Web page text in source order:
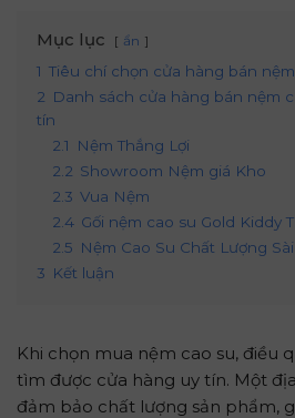
Mục lục ẩn
1 Tiêu chí chọn cửa hàng bán
2 Danh sách cửa hàng bán nệm
tín
2.1
Nệm Thắng Lợi
2.2 Showroom Nệm giá Kho
2.3 Vua Nệm
2.4 Gối nệm cao su Gold Kiddy
2.5 Nệm Cao Su Chất Lượng
3 Kết luận
Khi chọn mua nệm cao su, điều
tìm được cửa hàng uy tín. Một
đảm bảo chất lượng sản phẩm,